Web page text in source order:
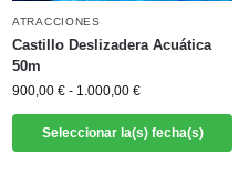
ATRACCIONES
Castillo Deslizadera Acuática
50m
900,00 € - 1.000,00 €
Seleccionar la(s) fecha(s)